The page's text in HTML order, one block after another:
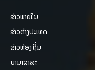
ຂ່າວພາຍ​ໃນ
ຂ່າວຕ່າງປະເທດ
ຂ່າວທ້ອງຖິ່ນ
ນານາສາລະ